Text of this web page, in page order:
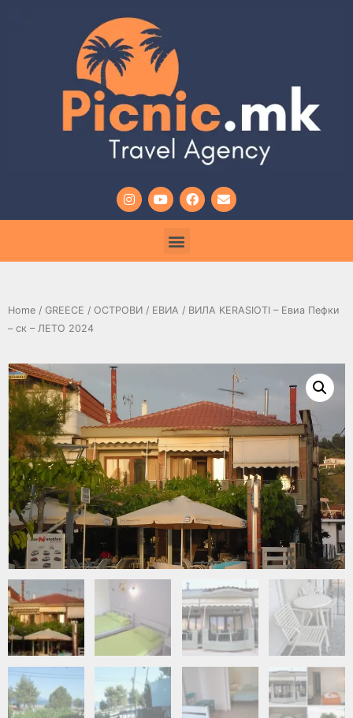
Home / GREECE / ОСТРОВИ / ЕВИА / ВИЛА KERASIOTI – Евиа Пефки
– ск – ЛЕТО 2024